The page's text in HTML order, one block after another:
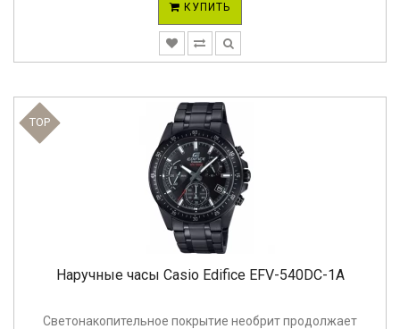
КУПИТЬ
TOP
Наручные часы Casio Edifice EFV-540DC-1A
Светонакопительное покрытие необрит продолжает